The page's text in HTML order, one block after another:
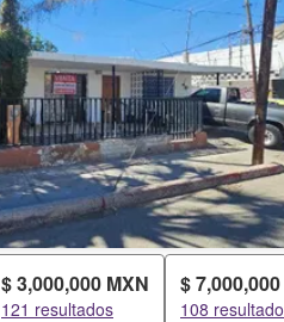
$ 3,000,000 MXN
121 resultados
$
108